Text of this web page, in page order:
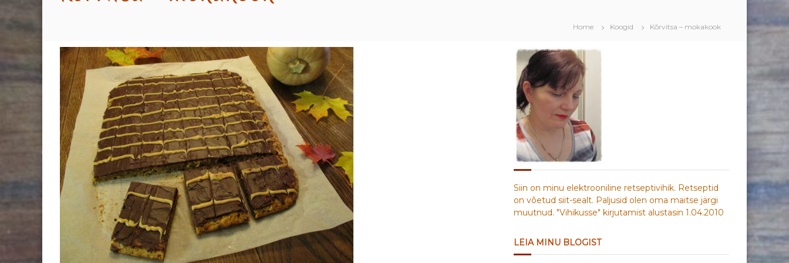
Home Koogid Kõrvitsa – mokakook
Siin on minu elektrooniline retseptivihik. Retseptid
on võetud siit-sealt. Paljusid olen oma maitse järgi
muutnud. "Vihikusse" kirjutamist alustasin 1.04.2010
LEIA MINU BLOGIST